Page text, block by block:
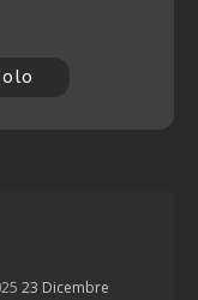
23 Dicembre